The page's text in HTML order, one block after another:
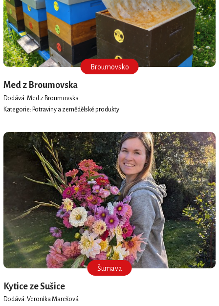
Broumovsko
Med z Broumovska
Dodává: Med z Broumovska
Kategorie: Potraviny a zemědělské produkty
Šumava
Kytice ze Sušice
Dodává: Veronika Marešová